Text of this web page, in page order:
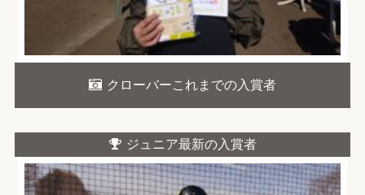
クローバーこれまでの入賞者
ジュニア最新の入賞者